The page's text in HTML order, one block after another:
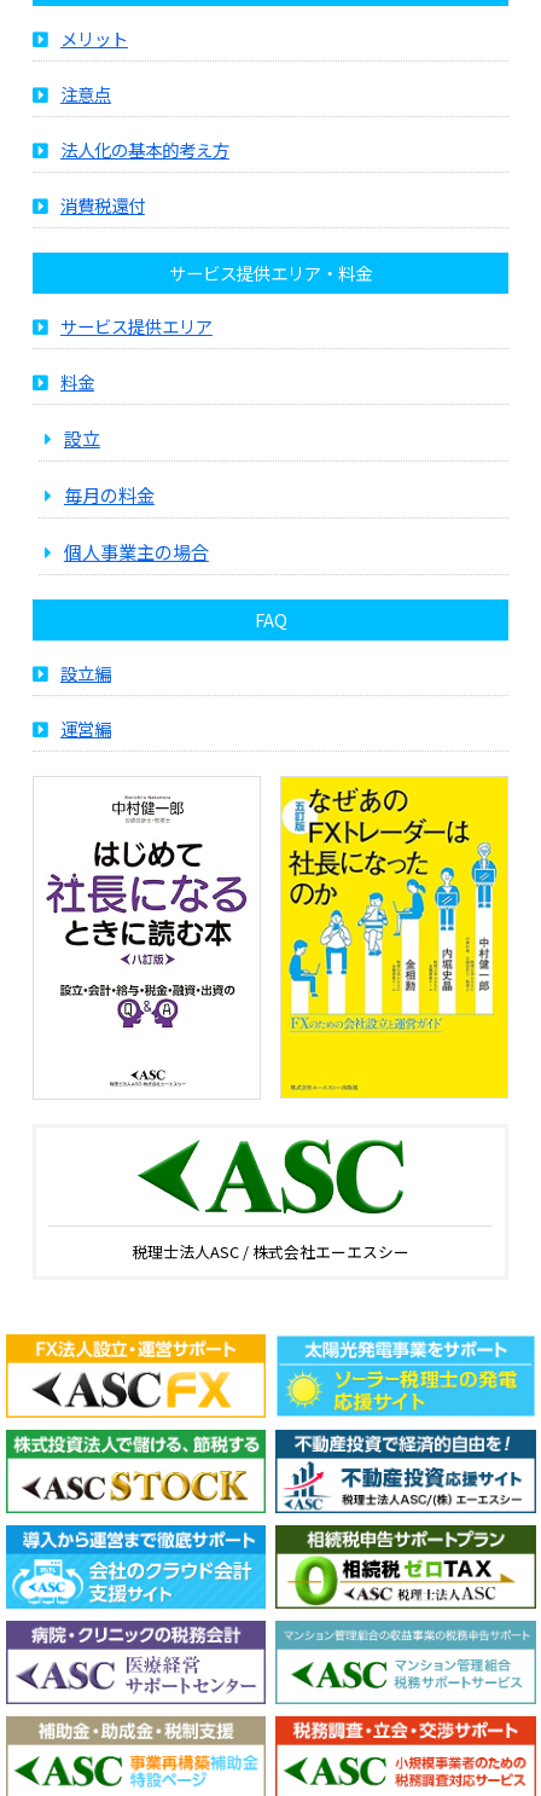
メリット
注意点
法人化の基本的考え方
消費税還付
サービス提供エリア・料金
サービス提供エリア
料金
設立
毎月の料金
個人事業主の場合
FAQ
設立編
運営編
税理士法人ASC / 株式会社エーエスシー